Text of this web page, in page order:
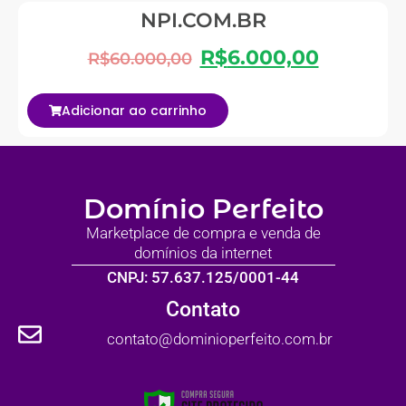
NPI.COM.BR
R$60.000,00 R$6.000,00
Adicionar ao carrinho
Domínio Perfeito
Marketplace de compra e venda de
domínios da internet
CNPJ: 57.637.125/0001-44
Contato
contato@dominioperfeito.com.br